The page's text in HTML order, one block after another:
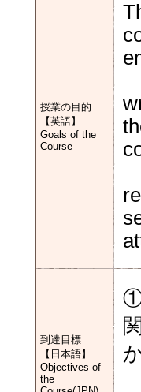
授業の目的
【英語】
Goals of the
Course
到達目標
【日本語】
Objectives of
the
①